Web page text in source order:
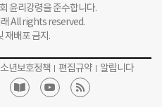
윤리강령을 준수합니다.
All rights reserved.
재배포 금지.
년보호정책 편집규약 알립니다